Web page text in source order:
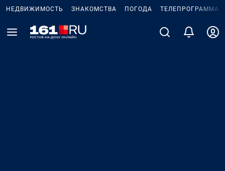
НЕДВИЖИМОСТЬ ЗНАКОМСТВА ПОГОДА ТЕЛЕПРОГРАММА